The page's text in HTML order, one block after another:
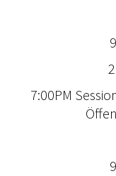
7:00PM